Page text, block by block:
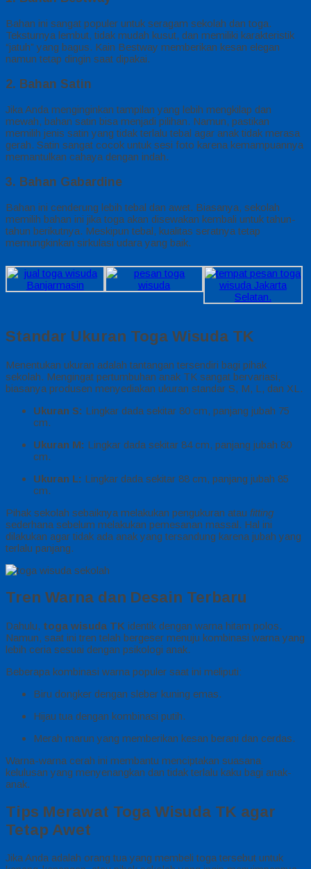
Bahan ini sangat populer untuk seragam sekolah dan toga.
Teksturnya lembut, tidak mudah kusut, dan memiliki karakteristik
“jatuh” yang bagus. Kain Bestway memberikan kesan elegan
namun tetap dingin saat dipakai.
2. Bahan Satin
Jika Anda menginginkan tampilan yang lebih mengkilap dan
mewah, bahan satin bisa menjadi pilihan. Namun, pastikan
memilih jenis satin yang tidak terlalu tebal agar anak tidak merasa
gerah. Satin sangat cocok untuk sesi foto karena kemampuannya
memantulkan cahaya dengan indah.
3. Bahan Gabardine
Bahan ini cenderung lebih tebal dan awet. Biasanya, sekolah
memilih bahan ini jika toga akan disewakan kembali untuk tahun-
tahun berikutnya. Meskipun tebal, kualitas seratnya tetap
memungkinkan sirkulasi udara yang baik.
Standar Ukuran Toga Wisuda TK
Menentukan ukuran adalah tantangan tersendiri bagi pihak
sekolah. Mengingat pertumbuhan anak TK sangat bervariasi,
biasanya produsen menyediakan ukuran standar S, M, L, dan XL.
Ukuran S: Lingkar dada sekitar 80 cm, panjang jubah 75
cm.
Ukuran M: Lingkar dada sekitar 84 cm, panjang jubah 80
cm.
Ukuran L: Lingkar dada sekitar 88 cm, panjang jubah 85
cm.
Pihak sekolah sebaiknya melakukan pengukuran atau fitting
sederhana sebelum melakukan pemesanan massal. Hal ini
dilakukan agar tidak ada anak yang tersandung karena jubah yang
terlalu panjang.
Tren Warna dan Desain Terbaru
Dahulu, toga wisuda TK identik dengan warna hitam polos.
Namun, saat ini tren telah bergeser menuju kombinasi warna yang
lebih ceria sesuai dengan psikologi anak.
Beberapa kombinasi warna populer saat ini meliputi:
Biru dongker dengan sleber kuning emas.
Hijau tua dengan kombinasi putih.
Merah marun yang memberikan kesan berani dan cerdas.
Warna-warna cerah ini membantu menciptakan suasana
kelulusan yang menyenangkan dan tidak terlalu kaku bagi anak-
anak.
Tips Merawat Toga Wisuda TK agar
Tetap Awet
Jika Anda adalah orang tua yang membeli toga tersebut untuk